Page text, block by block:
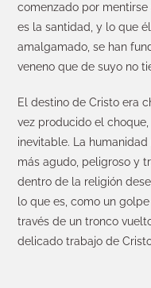
comenzado por
es la santidad, y lo que
amalgamado, se han
veneno que de suyo no
El destino de Cristo era
vez producido el
inevitable. La
más agudo, peligroso y
dentro de la religión
lo que es, como un
través de un tronco
delicado trabajo de